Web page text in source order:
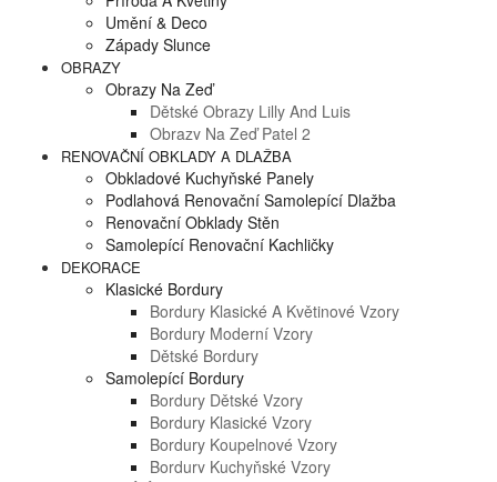
Umění & Deco
Západy Slunce
OBRAZY
Obrazy Na Zeď
Dětské Obrazy Lilly And Luis
Obrazy Na Zeď Patel 2
RENOVAČNÍ OBKLADY A DLAŽBA
Obkladové Kuchyňské Panely
Podlahová Renovační Samolepící Dlažba
Renovační Obklady Stěn
Samolepící Renovační Kachličky
DEKORACE
Klasické Bordury
Bordury Klasické A Květinové Vzory
Bordury Moderní Vzory
Dětské Bordury
Samolepící Bordury
Bordury Dětské Vzory
Bordury Klasické Vzory
Bordury Koupelnové Vzory
Bordury Kuchyňské Vzory